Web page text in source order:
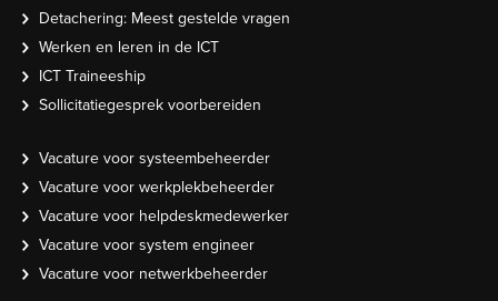
Detachering: Meest gestelde vragen
Werken en leren in de ICT
ICT Traineeship
Sollicitatiegesprek voorbereiden
Vacature voor systeembeheerder
Vacature voor werkplekbeheerder
Vacature voor helpdeskmedewerker
Vacature voor system engineer
Vacature voor netwerkbeheerder